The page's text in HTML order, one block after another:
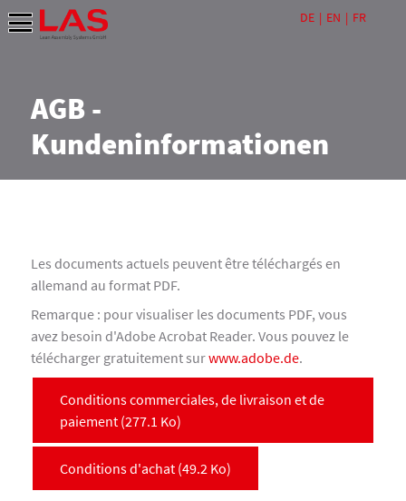
DE EN FR
AGB -
Kundeninformationen
Les documents actuels peuvent être téléchargés en
allemand au format PDF.
Remarque : pour visualiser les documents PDF, vous
avez besoin d'Adobe Acrobat Reader. Vous pouvez le
télécharger gratuitement surwww.adobe.de.
Conditions commerciales, de livraison et de
paiement (277.1 Ko)
Conditions d'achat (49.2 Ko)